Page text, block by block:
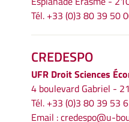
Tél. +33 (0)3 80 39 50
CREDESPO
UFR Droit Sciences
4 boulevard Gabriel -
Tél. +33 (0)3 80 39 53
Email :credespo@u-